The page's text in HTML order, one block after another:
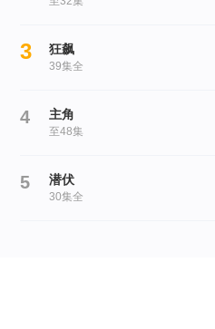
3 狂飙
39集全
4 主角
至48集
5 潜伏
30集全